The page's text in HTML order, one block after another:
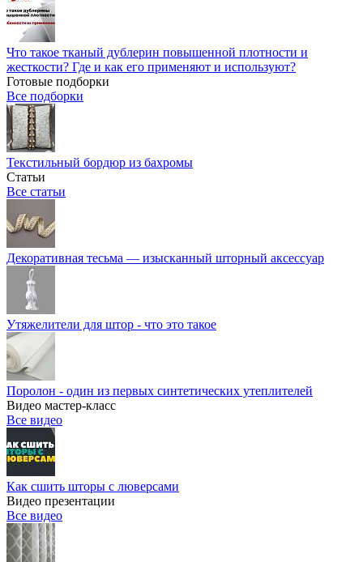
Что такое тканый дублерин повышенной плотности и
жесткости? Где и как его применяют и используют?
Готовые подборки
Все подборки
Текстильный бордюр из бахромы
Статьи
Все статьи
Декоративная тесьма — изысканный шторный аксессуар
Утяжелители для штор - что это такое
Поролон - один из первых синтетических утеплителей
Видео мастер-класс
Все видео
Как сшить шторы с люверсами
Видео презентации
Все видео